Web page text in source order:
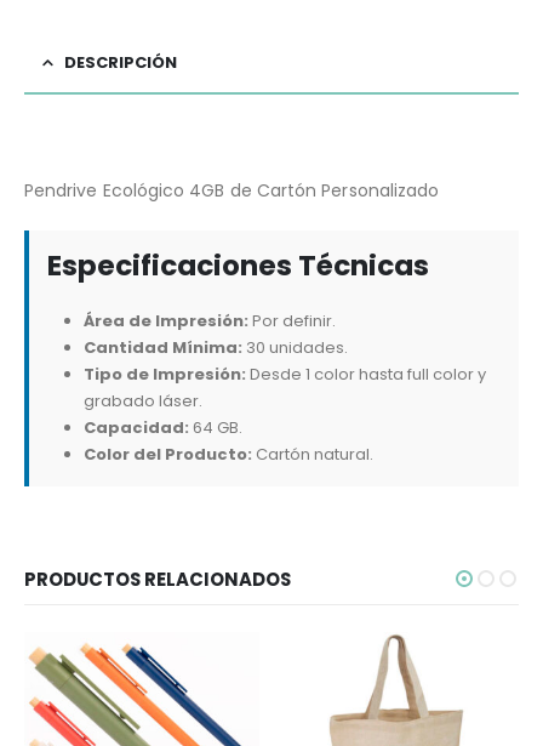
DESCRIPCIÓN
Pendrive Ecológico 4GB de Cartón Personalizado
Especificaciones Técnicas
Área de Impresión: Por definir.
Cantidad Mínima: 30 unidades.
Tipo de Impresión: Desde 1 color hasta full color y
grabado láser.
Capacidad: 64 GB.
Color del Producto: Cartón natural.
PRODUCTOS RELACIONADOS